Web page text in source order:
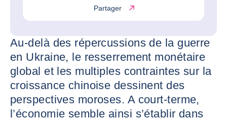
Partager
Au-delà des répercussions de la guerre
en Ukraine, le resserrement monétaire
global et les multiples contraintes sur la
croissance chinoise dessinent des
perspectives moroses. A court-terme,
l’économie semble ainsi s’établir dans